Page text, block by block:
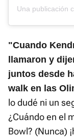
"Cuando
llamaron y
juntos desde
walk en las
lo dudé ni un
¿Cuándo en el
Bowl? (Nunca)